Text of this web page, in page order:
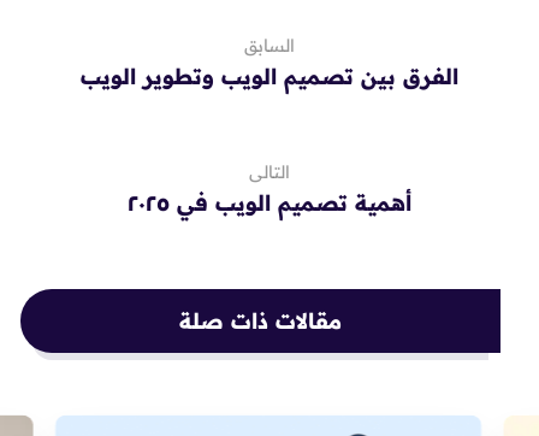
السابق
الفرق بين تصميم الويب وتطوير الويب
التالى
أهمية تصميم الويب في ٢٠٢٥
مقالات ذات صلة